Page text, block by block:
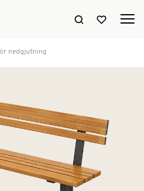
Sök hemsidan
Visa
nedgjutning